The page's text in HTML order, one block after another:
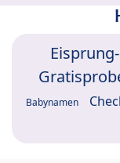
Babynamen